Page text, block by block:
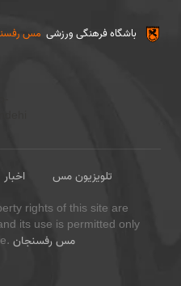
مس باشگاه فرهنگی ورزشی
اخبار
تلویزیون مس
rights of this site are
its use is permitted only
مس رفسنجان